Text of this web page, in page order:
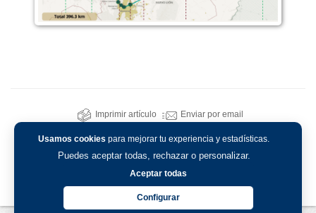
Usamos cookies para mejorar tu experiencia y estadísticas.
Puedes aceptar todas, rechazar o personalizar.
Aceptar todas
Configurar
Imprimir artículo Enviar por email